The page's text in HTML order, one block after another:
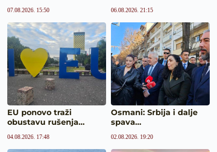
07.08.2026. 15:50 06.08.2026. 21:15
EU ponovo traži
obustavu rušenja…
04.08.2026. 17:48
Osmani: Srbija i dalje
spava…
02.08.2026. 19:20